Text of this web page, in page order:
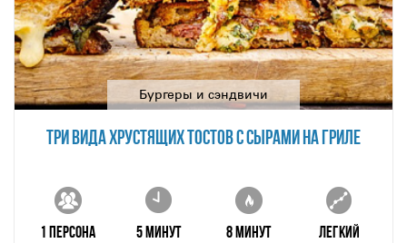
Бургеры и сэндвичи
ТРИ ВИДА ХРУСТЯЩИХ ТОСТОВ С СЫРАМИ НА ГРИЛЕ
1 персона 5 минут 8 минут Легкий